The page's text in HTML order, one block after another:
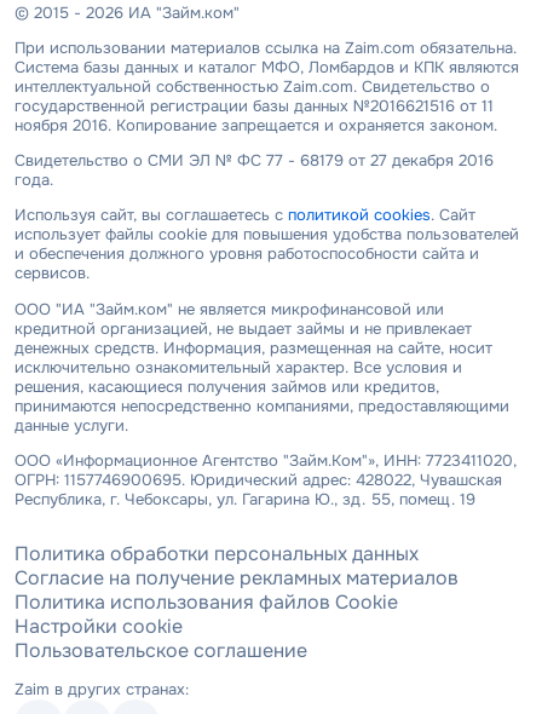
© 2015 - 2026 ИА "Займ.ком"
При использовании материалов ссылка на Zaim.com обязательна.
Система базы данных и каталог МФО, Ломбардов и КПК являются
интеллектуальной собственностью Zaim.com. Свидетельство о
государственной регистрации базы данных №2016621516 от 11
ноября 2016. Копирование запрещается и охраняется законом.
Свидетельство о СМИ ЭЛ № ФС 77 - 68179 от 27 декабря 2016
года.
Используя сайт, вы соглашаетесь с политикой cookies. Сайт
использует файлы cookie для повышения удобства пользователей
и обеспечения должного уровня работоспособности сайта и
сервисов.
ООО "ИА "Займ.ком" не является микрофинансовой или
кредитной организацией, не выдает займы и не привлекает
денежных средств. Информация, размещенная на сайте, носит
исключительно ознакомительный характер. Все условия и
решения, касающиеся получения займов или кредитов,
принимаются непосредственно компаниями, предоставляющими
данные услуги.
ООО «Информационное Агентство "Займ.Ком"», ИНН: 7723411020,
ОГРН: 1157746900695. Юридический адрес: 428022, Чувашская
Республика, г. Чебоксары, ул. Гагарина Ю., зд. 55, помещ. 19
Политика обработки персональных данных
Согласие на получение рекламных материалов
Политика использования файлов Cookie
Настройки cookie
Пользовательское соглашение
Zaim в других странах: